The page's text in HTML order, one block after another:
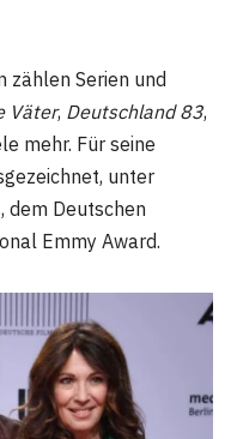
zählen Serien und
Väter, Deutschland 83,
mehr. Für seine
unter
dem Deutschen
Emmy Award.